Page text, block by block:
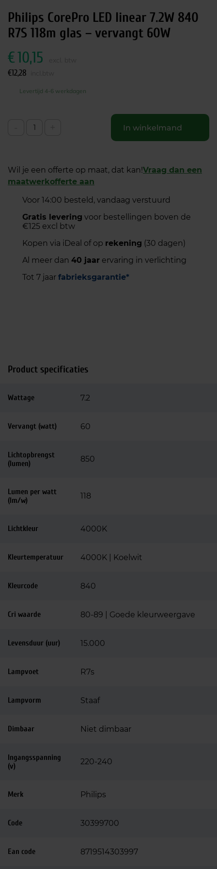
Philips CorePro LED linear 7.2W 840
R7S 118m glas – vervangt 60W
€10,15
€12,28
Levertijd 4-6 werkdagen
In winkelmand
Wil je een offerte op maat, dat kan!Vraag dan een
maatwerkofferte aan
Voor 14:00 besteld, vandaag verstuurd
Gratis levering voor bestellingen boven de
€125 excl btw
Kopen via iDeal of op rekening (30 dagen)
Al meer dan 40 jaar ervaring in verlichting
Tot 7 jaar fabrieksgarantie*
Product specificaties
Wattage 7.2
Vervangt (watt) 60
Lichtopbrengst
(lumen)
850
Lumen per watt
(lm/w)
118
Lichtkleur 4000K
Kleurtemperatuur 4000K | Koelwit
Kleurcode 840
Cri waarde 80-89 | Goede kleurweergave
Levensduur (uur) 15.000
Lampvoet R7s
Lampvorm Staaf
Dimbaar Niet dimbaar
Ingangsspanning
(v)
220-240
Merk Philips
Code 30399700
Ean code 8719514303997